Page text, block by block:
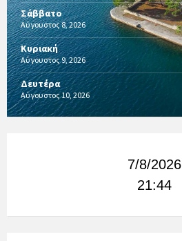
Σάββατο
Αύγουστος 8, 2026
Κυριακή
Αύγουστος 9, 2026
Δευτέρα
Αύγουστος 10, 2026
7/8/2026
21:44